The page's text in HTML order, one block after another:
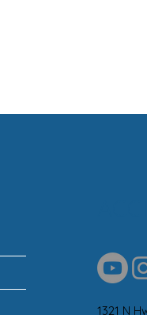
1321 N